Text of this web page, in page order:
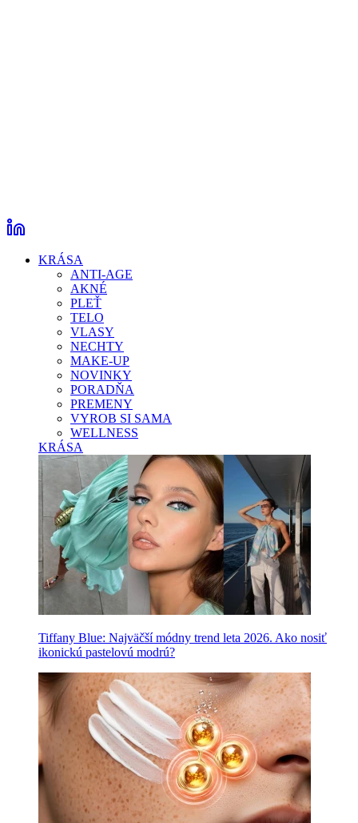
KRÁSA
ANTI-AGE
AKNÉ
PLEŤ
TELO
VLASY
NECHTY
MAKE-UP
NOVINKY
PORADŇA
PREMENY
VYROB SI SAMA
WELLNESS
KRÁSA
Tiffany Blue: Najväčší módny trend leta 2026. Ako nosiť
ikonickú pastelovú modrú?